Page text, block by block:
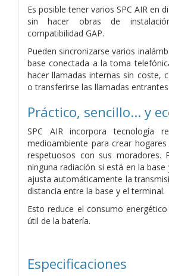
Es posible tener varios SPC AIR en
sin hacer obras de
compatibilidad GAP.
Pueden sincronizarse varios
base conectada a la toma
hacer llamadas internas sin coste,
o transferirse las llamadas
Práctico, sencillo… y
SPC AIR incorpora tecnología
medioambiente para crear
respetuosos con sus moradores.
ninguna radiación si está en la base
ajusta automáticamente la
distancia entre la base y el terminal.
Esto reduce el consumo
útil de la batería.
Especificaciones